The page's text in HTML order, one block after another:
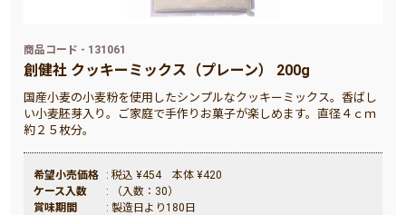
商品コード - 131061
創健社 クッキーミックス（プレーン） 200g
国産小麦の小麦粉を使用したシンプルなクッキーミックス。香ばし
い小麦胚芽入り。ご家庭で手作りお菓子が楽しめます。直径４ｃｍ
約２５枚分。
希望小売価格
: 税込 ¥454 本体 ¥420
ケース入数
: （入数：30）
賞味期間
: 製造日より180日